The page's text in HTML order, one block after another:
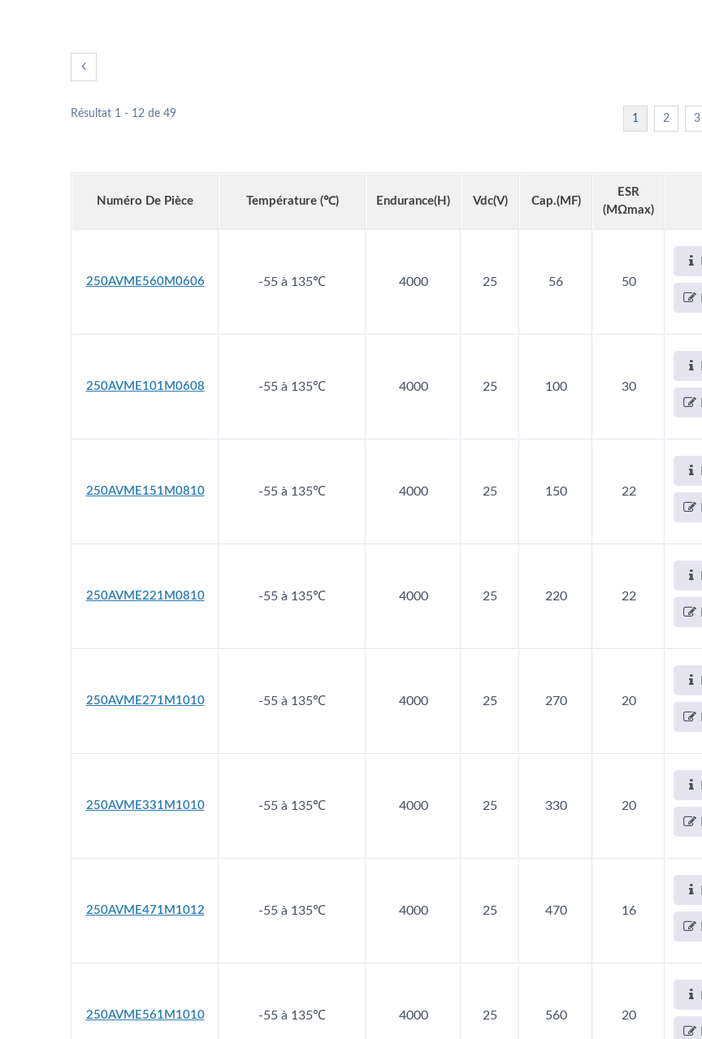
Résultat 1 - 12 de 49 1 2 3
Numéro De Pièce Température (℃) Endurance(h) Vdc(V) Cap.(µF)
ESR
(mΩmax)
250AVME560M0606 -55 à 135℃ 4000 25 56 50
250AVME101M0608 -55 à 135℃ 4000 25 100 30
250AVME151M0810 -55 à 135℃ 4000 25 150 22
250AVME221M0810 -55 à 135℃ 4000 25 220 22
250AVME271M1010 -55 à 135℃ 4000 25 270 20
250AVME331M1010 -55 à 135℃ 4000 25 330 20
250AVME471M1012 -55 à 135℃ 4000 25 470 16
250AVME561M1010 -55 à 135℃ 4000 25 560 20